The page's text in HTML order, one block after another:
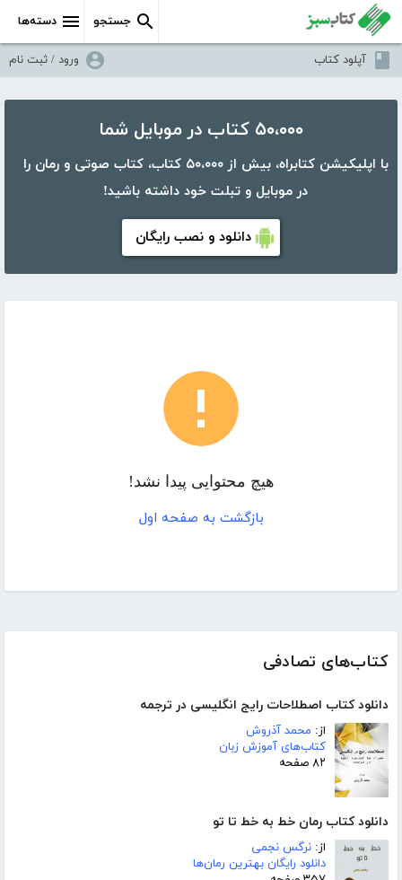
دسته‌ها جستجو
آپلود کتاب ورود / ثبت نام
۵۰،۰۰۰ کتاب در موبایل شما
با اپلیکیشن کتابراه، بیش از ۵۰،۰۰۰ کتاب، کتاب صوتی و رمان را
در موبایل و تبلت خود داشته باشید!
دانلود و نصب رایگان
کتاب‌های تصادفی
دانلود کتاب اصطلاحات رایج انگلیسی در ترجمه
از: محمد آذروش
کتاب‌های آموزش زبان
۸۲ صفحه
دانلود کتاب رمان خط به خط تا تو
از: نرگس نجمی
دانلود رایگان بهترین رمان‌ها
هیچ محتوایی پیدا نشد!
بازگشت به صفحه اول